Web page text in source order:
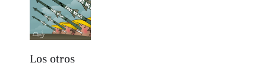
Los otros